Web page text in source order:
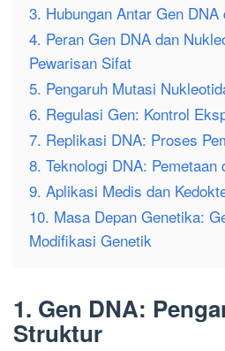
3. Hubungan Antar Gen
4. Peran Gen DNA dan
Pewarisan Sifat
5. Pengaruh Mutasi
6. Regulasi Gen: Kontrol
7. Replikasi DNA: Proses
8. Teknologi DNA: Pemetaan
9. Aplikasi Medis dan
10. Masa Depan Genetika:
Modifikasi Genetik
1. Gen DNA:
Struktur